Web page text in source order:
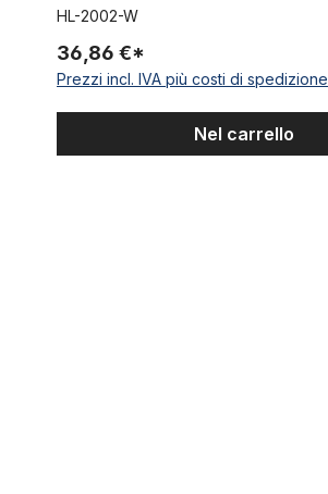
HL-2002-W
36,86 €*
Prezzi incl. IVA più costi di spedizione
Nel carrello